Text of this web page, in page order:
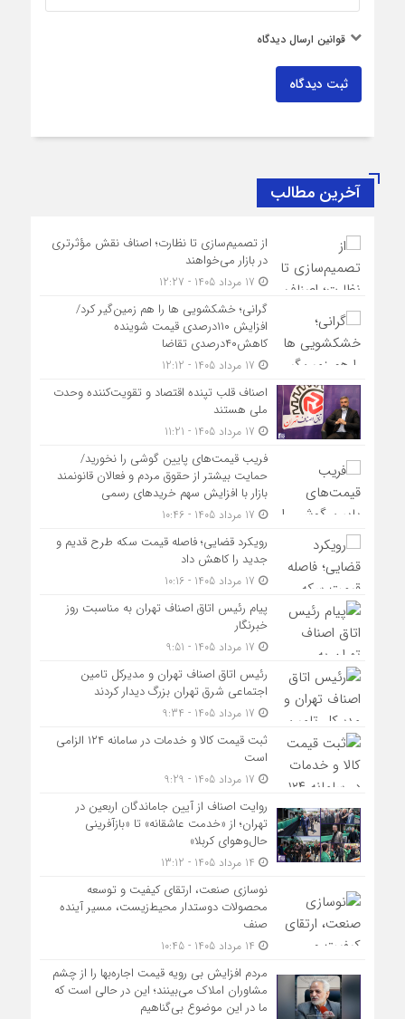
قوانین ارسال دیدگاه
ثبت دیدگاه
آخرین مطالب
از تصمیم‌سازی تا نظارت؛ اصناف نقش مؤثرتری
در بازار می‌خواهند
گرانی؛ خشکشویی‌ ها را هم زمین‌گیر کرد/
افزایش ۱۱۰درصدی قیمت شوینده
کاهش۴۰درصدی تقاضا
اصناف قلب تپنده اقتصاد و تقویت‌کننده وحدت
ملی هستند
فریب قیمت‌های پایین گوشی را نخورید/
حمایت بیشتر از حقوق مردم و فعالان قانونمند
بازار با افزایش سهم خریدهای رسمی
رویکرد قضایی؛ فاصله قیمت سکه طرح قدیم و
جدید را کاهش داد
پیام رئیس اتاق اصناف تهران به مناسبت روز
خبرنگار
رئیس اتاق اصناف تهران و مدیرکل تامین
اجتماعی شرق تهران بزرگ دیدار کردند
ثبت قیمت کالا و خدمات در سامانه ۱۲۴ الزامی
است
روایت اصناف از آیین جاماندگان اربعین در
تهران؛ از «خدمت عاشقانه» تا «بازآفرینی
حال‌وهوای کربلا»
نوسازی صنعت، ارتقای کیفیت و توسعه
محصولات دوستدار محیط‌زیست، مسیر آینده
صنف
مردم افزایش بی رویه قیمت اجاره‌بها را از چشم
مشاوران املاک می‌بینند؛ این در حالی است که
ما در این موضوع بی‌گناهیم